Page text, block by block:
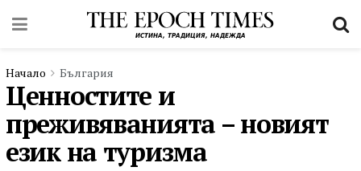
Начало България
Ценностите и
преживяванията – новият
език на туризма